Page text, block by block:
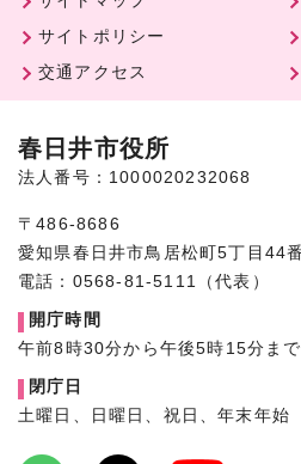
サイトポリシー
交通アクセス
春日井市役所
法人番号：1000020232068
〒486-8686
愛知県春日井市鳥居松町5丁目44
電話：0568-81-5111（代表）
開庁時間
午前8時30分から午後5時15分まで
閉庁日
土曜日、日曜日、祝日、年末年始